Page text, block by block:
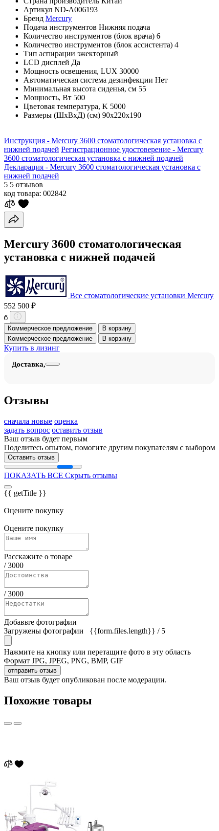
Артикул ND-A006193
Бренд Mercury
Подача инструментов Нижняя подача
Количество инструментов (блок врача) 6
Количество инструментов (блок ассистента) 4
Тип аспирации эжекторный
LCD дисплей Да
Мощность освещения, LUX 30000
Автоматическая система дезинфекции Нет
Минимальная высота сиденья, см 55
Мощность, Вт 500
Цветовая температура, K 5000
Размеры (ШхВхД) (см) 90х220х190
Инструкция - Mercury 3600 стоматологическая установка с
нижней подачей Регистрационное удостоверение - Mercury
3600 стоматологическая установка с нижней подачей
Декларация - Mercury 3600 стоматологическая установка с
нижней подачей
5 5 отзывов
код товара: 002842
Mercury 3600 стоматологическая
установка с нижней подачей
Все стоматологические установки Mercury
552 500 ₽
б
Коммерческое предложение
В корзину
Коммерческое предложение
В корзину
Купить в лизинг
Доставка,
Отзывы
сначала новые оценка
задать вопрос оставить отзыв
Ваш отзыв будет первым
Поделитесь опытом, помогите другим покупателям с выбором
Оставить отзыв
ПОКАЗАТЬ ВСЕ Скрыть отзывы
{{ getTitle }}
Оцените покупку
Оцените покупку
Расскажите о товаре
/3000
/3000
Добавьте фотографии
Загружены фотографии
{{form.files.length}} / 5
Нажмите на кнопку или перетащите фото в эту область
Формат JPG, JPEG, PNG, BMP, GIF
отправить отзыв
Ваш отзыв будет опубликован после модерации.
Похожие товары